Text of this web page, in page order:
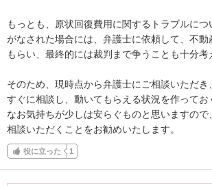
もっとも、原状回復費用に関するトラブルに
がなされた場合には、弁護士に依頼して、不動
もらい、最終的には裁判まで争うことも十分考
そのため、現時点から弁護士にご相談いただき
すぐに相談し、動いてもらえる状況を作って
なお気持ちが少しは安らぐものと思いますの
相談いただくことをお勧めいたします。
役に立った 1